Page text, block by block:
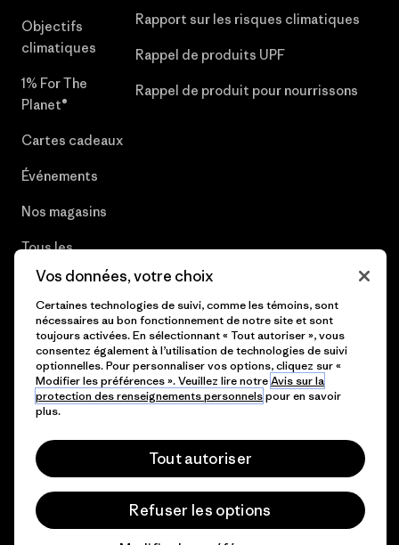
Objectifs
climatiques
1% For The
Planet®
Cartes cadeaux
Événements
Nos magasins
Tous les
magasins
Carrières
Presse et media
Plan du site
Rapport sur les risques climatiques
Rappel de produits UPF
Rappel de produit pour nourrissons
© 2026 Patagonia, Inc. All Rights Reserved.
Vos données, votre choix
Certaines technologies de suivi, comme les témoins, sont
nécessaires au bon fonctionnement de notre site et sont
toujours activées. En sélectionnant « Tout autoriser », vous
consentez également à l’utilisation de technologies de suivi
optionnelles. Pour personnaliser vos options, cliquez sur «
Modifier les préférences ». Veuillez lire notreAvis sur la
protection des renseignements personnelspour en savoir
plus.
Tout autoriser
Refuser les options